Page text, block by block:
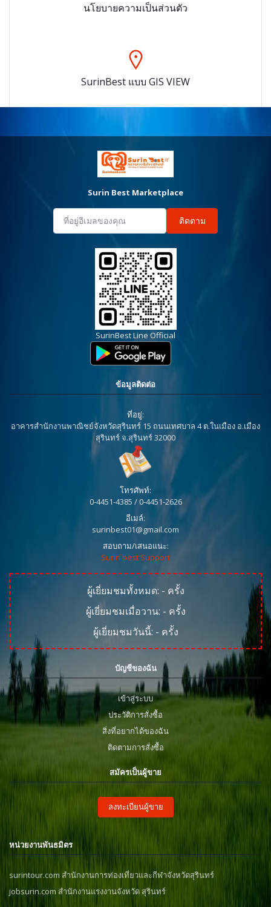
นโยบายความเป็นส่วนตัว
SurinBest แบบ GIS VIEW
Surin Best Marketplace
ติดตาม
SurinBest Line Official
ข้อมูลติดต่อ
ที่อยู่:
อาคารสำนักงานพาณิชย์จังหวัดสุรินทร์ 15 ถนนเทศบาล 4 ต.ในเมือง อ.เมือง
สุรินทร์ จ.สุรินทร์ 32000
โทรศัพท์:
0-4451-4385 / 0-4451-2626
อีเมล์:
surinbest01@gmail.com
สอบถาม/เสนอแนะ:
Surin best Support
ผู้เยี่ยมชมทั้งหมด: - ครั้ง
ผู้เยี่ยมชมเมื่อวาน: - ครั้ง
ผู้เยี่ยมชมวันนี้: - ครั้ง
บัญชีของฉัน
เข้าสู่ระบบ
ประวัติการสั่งซื้อ
สิ่งที่อยากได้ของฉัน
ติดตามการสั่งซื้อ
สมัครเป็นผู้ขาย
ลงทะเบียนผู้ขาย
หน่วยงานพันธมิตร
surintour.com สำนักงานการท่องเที่ยวและกีฬาจังหวัดสุรินทร์
jobsurin.com สำนักงานแรงงานจังหวัด สุรินทร์